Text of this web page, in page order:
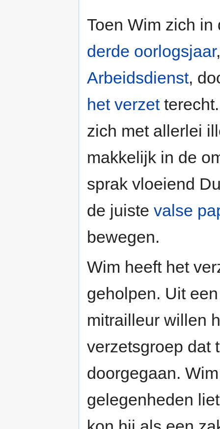
Toen Wim zich
derde oorlogsjaar
Arbeidsdienst,
het verzet
zich met allerlei
makkelijk in de
sprak vloeiend
de juiste valse
bewegen.
Wim heeft het
geholpen. Uit
mitrailleur willen
verzetsgroep dat
doorgegaan.
gelegenheden